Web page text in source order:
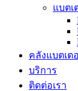
แบตเ
คลังแบตเต
บริการ
ติดต่อเรา